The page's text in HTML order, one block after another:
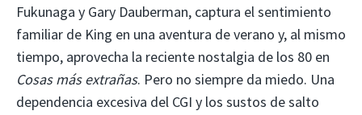
Fukunaga y Gary Dauberman, captura el sentimiento
familiar de King en una aventura de verano y, al mismo
tiempo, aprovecha la reciente nostalgia de los 80 en
Cosas más extrañas. Pero no siempre da miedo. Una
dependencia excesiva del CGI y los sustos de salto